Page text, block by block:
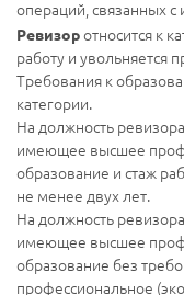
операций, связанных
Ревизоротносится к
работу и увольняется
Требования к
категории.
На должность
имеющее высшее
образование и стаж
не менее двух лет.
На должность
имеющее высшее
образование без
профессиональное